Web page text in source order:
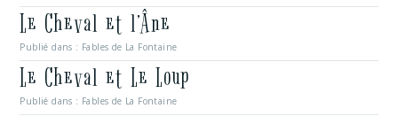
Le Cheval et l’Âne
Publié dans : Fables de La Fontaine
Le Cheval et Le Loup
Publié dans : Fables de La Fontaine